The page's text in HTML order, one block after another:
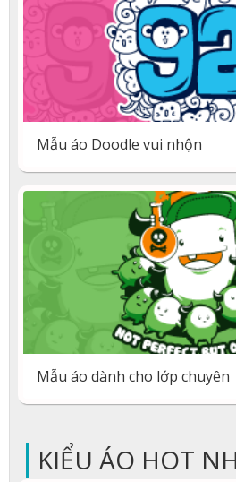
Mẫu áo Doodle vui nhộn
Mẫu áo dành cho lớp chuyên
| KIỂU ÁO HOT